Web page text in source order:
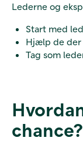
Lederne og
Start med
Hjælp de der
Tag som
chance?